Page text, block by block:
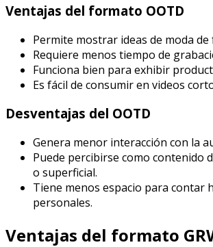
Ventajas del formato OOTD
Permite mostrar ideas de moda
Requiere menos tiempo de
Funciona bien para exhibir
Es fácil de consumir en videos
Desventajas del OOTD
Genera menor interacción con la
Puede percibirse como contenido
o superficial.
Tiene menos espacio para contar
personales.
Ventajas del formato